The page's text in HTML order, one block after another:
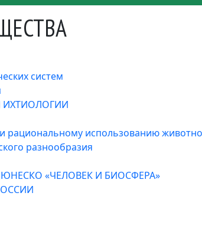
систем
рациональному использованию
разнообразия
«ЧЕЛОВЕК И БИОСФЕРА»